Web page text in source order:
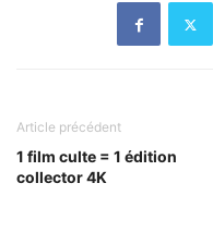
Article précédent
1 film culte = 1 édition
collector 4K